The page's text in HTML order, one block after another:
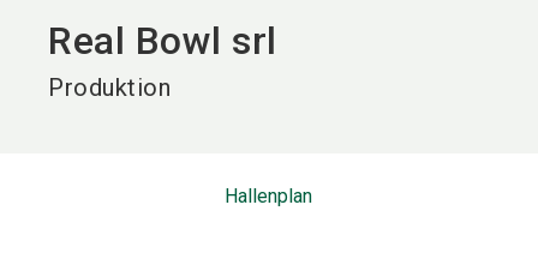
Real Bowl srl
Produktion
Hallenplan